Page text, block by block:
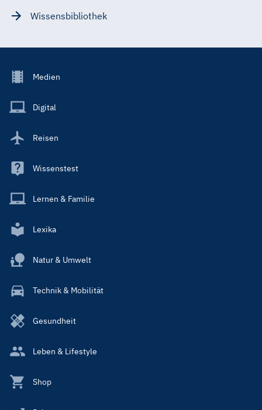
Wissensbibliothek
Footer
Main
Medien
Digital
Reisen
Wissenstest
Lernen & Familie
Lexika
Natur & Umwelt
Technik & Mobilität
Gesundheit
Leben & Lifestyle
Shop